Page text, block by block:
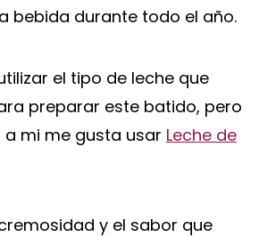
bebida durante todo el año.
el tipo de leche que
preparar este batido, pero
mi me gusta usar Leche de
y el sabor que